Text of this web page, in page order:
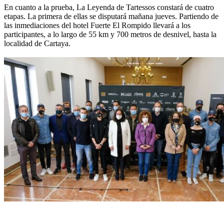
En cuanto a la prueba, La Leyenda de Tartessos constará de cuatro
etapas. La primera de ellas se disputará mañana jueves. Partiendo de
las inmediaciones del hotel Fuerte El Rompido llevará a los
participantes, a lo largo de 55 km y 700 metros de desnivel, hasta la
localidad de Cartaya.